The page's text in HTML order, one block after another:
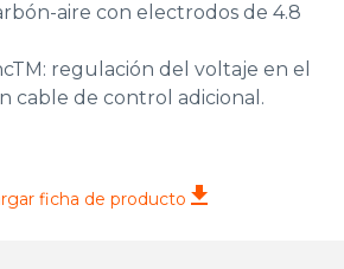
aire con electrodos de 4.8
regulación del voltaje en el
cable de control adicional.
ficha de producto